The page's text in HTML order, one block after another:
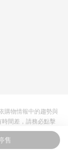
售
購物情報中的趨勢與
間差，請務必點擊
訊以合作廠商網頁為